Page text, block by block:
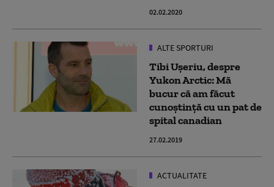
02.02.2020
ALTE SPORTURI
Tibi Ușeriu, despre
Yukon Arctic: Mă
bucur că am făcut
cunoștință cu un pat de
spital canadian
27.02.2019
ACTUALITATE